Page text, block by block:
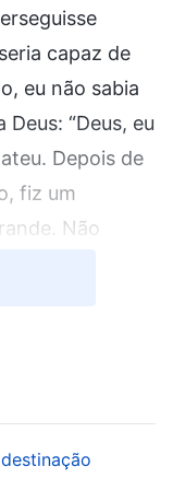
capaz de
eu não sabia
“Deus, eu
Depois de
fiz um
Não
estatura,
o